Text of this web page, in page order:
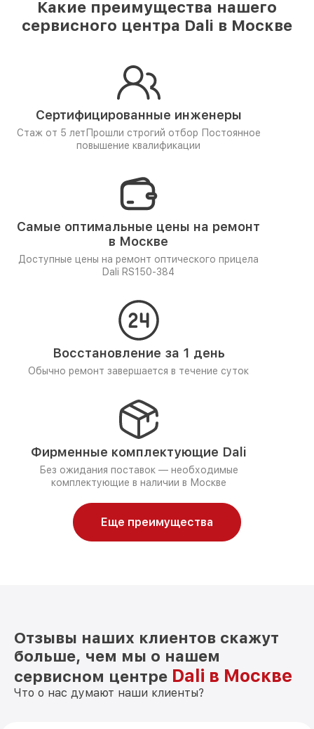
Какие преимущества нашего
сервисного центра Dali в Москве
Сертифицированные инженеры
Стаж от 5 лет Прошли строгий отбор Постоянное
повышение квалификации
Самые оптимальные цены на ремонт
в Москве
Доступные цены на ремонт оптического прицела
Dali RS150-384
Восстановление за 1 день
Обычно ремонт завершается в течение суток
Фирменные комплектующие Dali
Без ожидания поставок — необходимые
комплектующие в наличии в Москве
Еще преимущества
Отзывы наших клиентов скажут
больше, чем мы о нашем
сервисном центре Dali в Москве
Что о нас думают наши клиенты?